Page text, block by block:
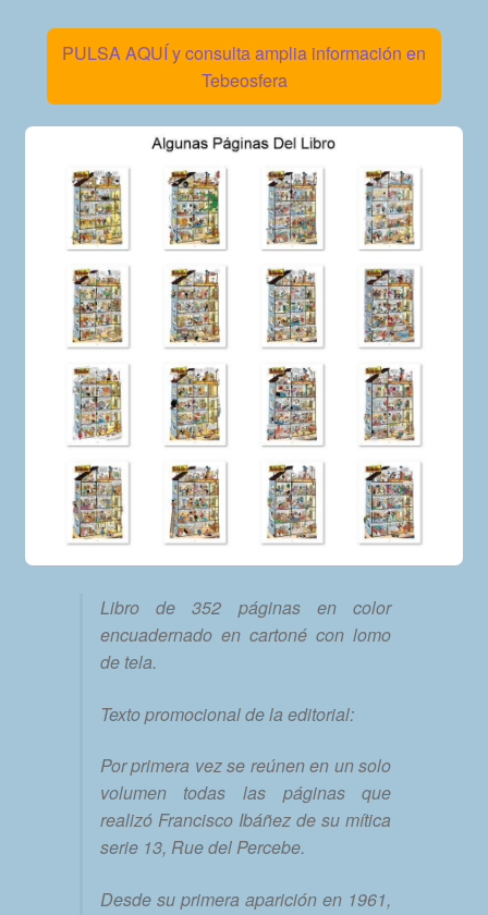
PULSA AQUÍ y consulta amplia información en
Tebeosfera
Libro de 352 páginas en color
encuadernado en cartoné con lomo
de tela.
Texto promocional de la editorial:
Por primera vez se reúnen en un solo
volumen todas las páginas que
realizó Francisco Ibáñez de su mítica
serie 13, Rue del Percebe.
Desde su primera aparición en 1961,